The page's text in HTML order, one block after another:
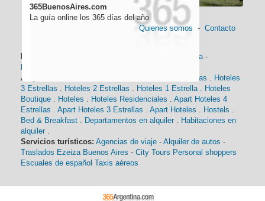
365BuenosAires.com
La guía online los 365 días del año
Quienes somos - Contacto
Historia -
Alojamiento:
Hoteles 4 Estrellas
Hoteles
3 Estrellas
Hoteles 2 Estrellas Hoteles 1 Estrella
Hoteles
Boutique
Hoteles Hoteles Residenciales
Apart Hoteles 4
Estrellas
Apart Hoteles 3 Estrellas Apart Hoteles Hostels
Bed & Breakfast
Departamentos en alquiler
Habitaciones en
alquiler
Servicios turísticos: Agencias de viaje - Alquiler de autos -
Traslados Ezeiza Buenos Aires - City Tours Personal shoppers
Escuales de español Taxis aéreos